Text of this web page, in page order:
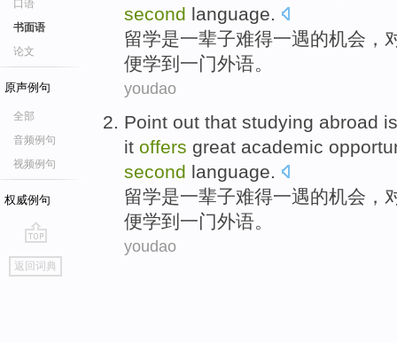
口语
书面语
论文
原声例句
全部
音频例句
视频例句
权威例句
go
top
返回词典
second language.
留学是一辈子难得一遇的机会 ，
便学到 一门外语。
youdao
Point out that studying abroad is
it offers great academic
second language.
留学是一辈子难得一遇的机会 ，
便学到 一门外语。
youdao